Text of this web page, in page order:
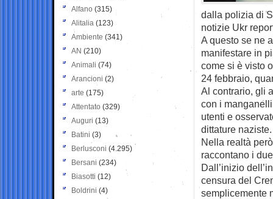
dalla polizia di
notizie Ukr
A questo se ne
manifestare in
come si è visto
24 febbraio,
Al contrario, gli
con i
utenti e
dittature naziste.
Nella realtà
raccontano i
Dall’inizio
censura del
semplicemente
Alfano (315)
Alitalia (123)
Ambiente (341)
AN (210)
Animali (74)
Arancioni (2)
arte (175)
Attentato (329)
Auguri (13)
Batini (3)
Berlusconi (4.295)
Bersani (234)
Biasotti (12)
Boldrini (4)